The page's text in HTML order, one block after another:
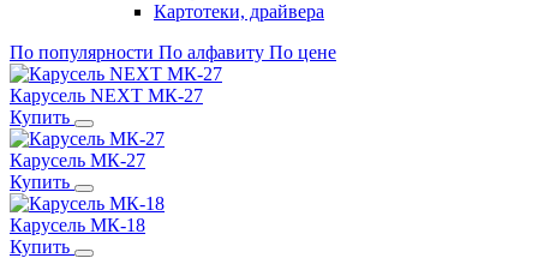
Картотеки, драйвера
По популярности По алфавиту По цене
Карусель NEXT МК-27
Купить
Карусель МК-27
Купить
Карусель МК-18
Купить